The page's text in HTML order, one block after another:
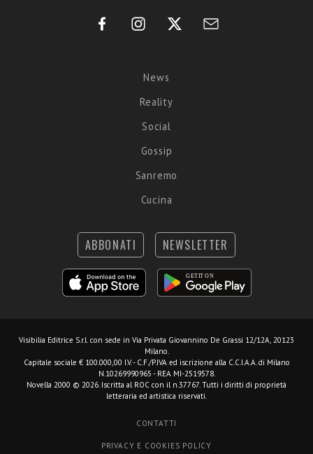
News
Reality
Social
Gossip
Sanremo
Cucina
ABBONATI NEWSLETTER
Visibilia Editrice S.r.l. con sede in Via Privata Giovannino De Grassi 12/12A, 20123
Milano.
Capitale sociale € 100.000,00 I.V. - C.F./P.IVA ed iscrizione alla C.C.I.A.A. di Milano
N.10269990965 - REA MI-2519578.
Novella 2000 © 2026. Iscritta al ROC con il n.37767. Tutti i diritti di proprietà
letteraria ed artistica riservati.
CONTATTI
PRIVACY E COOKIES POLICY